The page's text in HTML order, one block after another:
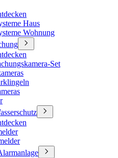
Haus
Wohnung
Set